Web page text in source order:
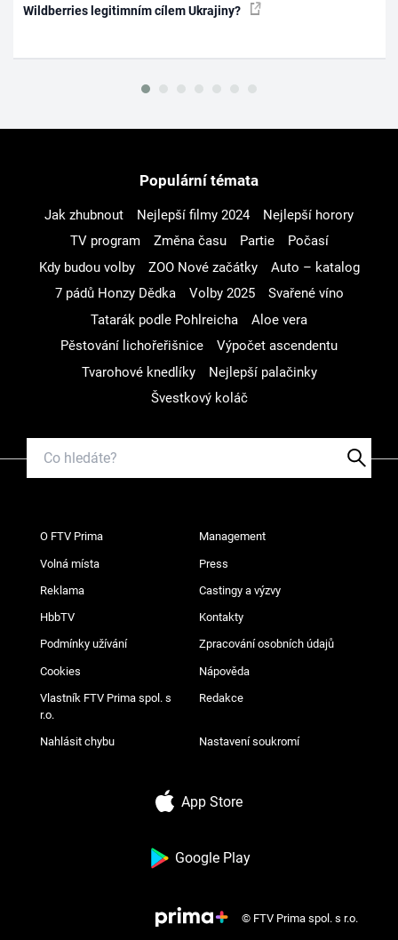
Wildberries legitimním cílem Ukrajiny?
Populární témata
Jak zhubnout Nejlepší filmy 2024
Nejlepší horory
TV program
Změna času Partie
Počasí
Kdy budou volby
ZOO Nové začátky
Auto – katalog
7 pádů Honzy Dědka
Volby 2025
Svařené víno
Tatarák podle Pohlreicha
Aloe vera
Pěstování lichořeřišnice
Výpočet ascendentu
Tvarohové knedlíky
Nejlepší palačinky
Švestkový koláč
O FTV Prima Management
Volná místa Press
Reklama Castingy a výzvy
HbbTV Kontakty
Podmínky užívání Zpracování osobních údajů
Cookies Nápověda
Vlastník FTV Prima spol. s
r.o.
Redakce
Nahlásit chybu Nastavení soukromí
App Store
Google Play
© FTV Prima spol. s r.o.